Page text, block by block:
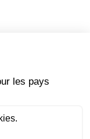
de paix
hommes une